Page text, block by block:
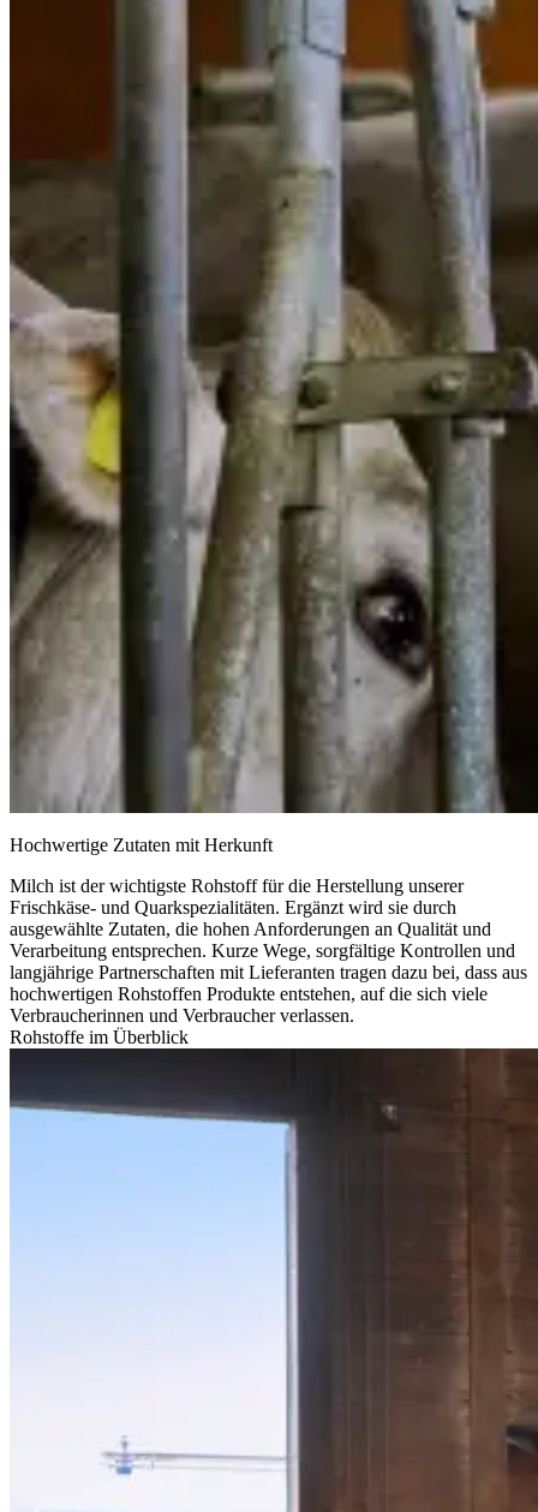
Hochwertige Zutaten mit Herkunft
Milch ist der wichtigste Rohstoff für die Herstellung unserer
Frischkäse- und Quarkspezialitäten. Ergänzt wird sie durch
ausgewählte Zutaten, die hohen Anforderungen an Qualität und
Verarbeitung entsprechen. Kurze Wege, sorgfältige Kontrollen und
langjährige Partnerschaften mit Lieferanten tragen dazu bei, dass aus
hochwertigen Rohstoffen Produkte entstehen, auf die sich viele
Verbraucherinnen und Verbraucher verlassen.
Rohstoffe im Überblick